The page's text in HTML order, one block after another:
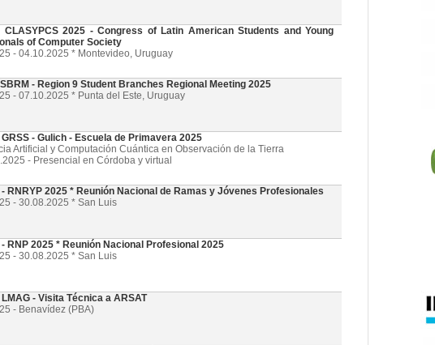
CLASYPCS 2025 - Congress of Latin American Students and Young
of Computer Society
- 04.10.2025 * Montevideo, Uruguay
SBRM - Region 9 Student Branches Regional Meeting 2025
- 07.10.2025 * Punta del Este, Uruguay
GRSS - Gulich - Escuela de Primavera 2025
Artificial y Computación Cuántica en Observación de la Tierra
- Presencial en Córdoba y virtual
- RNRYP 2025 * Reunión Nacional de Ramas y Jóvenes Profesionales
- 30.08.2025 * San Luis
- RNP 2025 * Reunión Nacional Profesional 2025
- 30.08.2025 * San Luis
LMAG - Visita Técnica a ARSAT
- Benavídez (PBA)